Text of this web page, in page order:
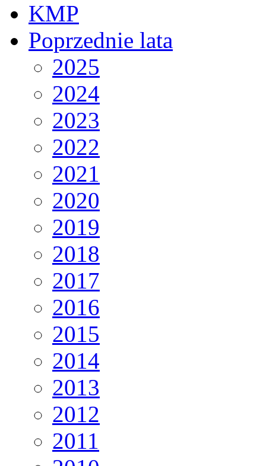
KMP
Poprzednie lata
2025
2024
2023
2022
2021
2020
2019
2018
2017
2016
2015
2014
2013
2012
2011